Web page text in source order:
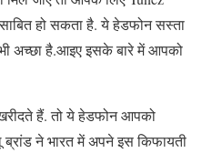
हो सकता है. ये हेडफोन सस्ता
अच्छा है.आइए इसके बारे में आपको
हैं. तो ये हेडफोन आपको
ब्रांड ने भारत में अपने इस किफायती